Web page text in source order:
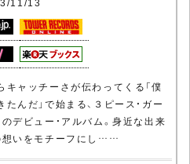
キャッチーさが伝わってくる「僕
んだ」で始まる、３ピース・ガー
のデビュー・アルバム。身近な出来
想いをモチーフにし……